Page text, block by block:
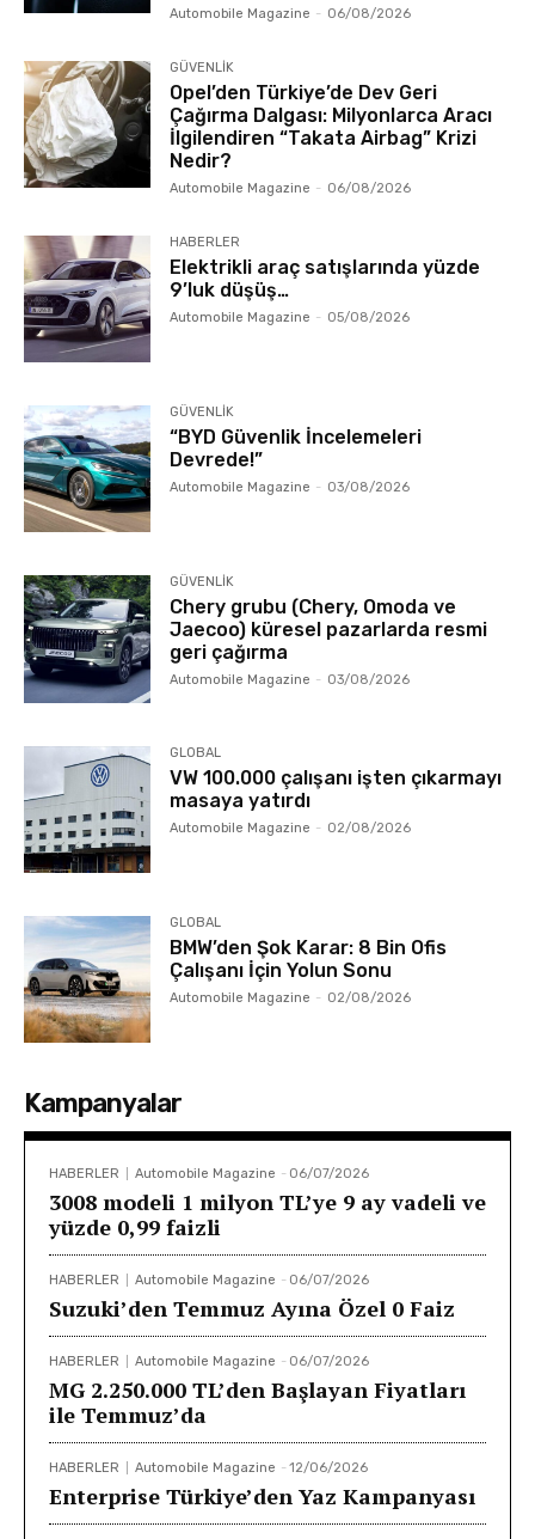
Automobile Magazine - 06/08/2026
GÜVENLİK
Opel’den Türkiye’de Dev Geri
Çağırma Dalgası: Milyonlarca Aracı
İlgilendiren “Takata Airbag” Krizi
Nedir?
Automobile Magazine - 06/08/2026
HABERLER
Elektrikli araç satışlarında yüzde
9’luk düşüş…
Automobile Magazine - 05/08/2026
GÜVENLİK
“BYD Güvenlik İncelemeleri
Devrede!”
Automobile Magazine - 03/08/2026
GÜVENLİK
Chery grubu (Chery, Omoda ve
Jaecoo) küresel pazarlarda resmi
geri çağırma
Automobile Magazine - 03/08/2026
GLOBAL
VW 100.000 çalışanı işten çıkarmayı
masaya yatırdı
Automobile Magazine - 02/08/2026
GLOBAL
BMW’den Şok Karar: 8 Bin Ofis
Çalışanı İçin Yolun Sonu
Automobile Magazine - 02/08/2026
Kampanyalar
HABERLER Automobile Magazine - 06/07/2026
3008 modeli 1 milyon TL’ye 9 ay vadeli ve
yüzde 0,99 faizli
HABERLER Automobile Magazine - 06/07/2026
Suzuki’den Temmuz Ayına Özel 0 Faiz
HABERLER Automobile Magazine - 06/07/2026
MG 2.250.000 TL’den Başlayan Fiyatları
ile Temmuz’da
HABERLER Automobile Magazine - 12/06/2026
Enterprise Türkiye’den Yaz Kampanyası